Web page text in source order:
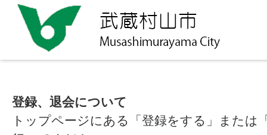
登録、退会について
トップページにある「登録をする」または